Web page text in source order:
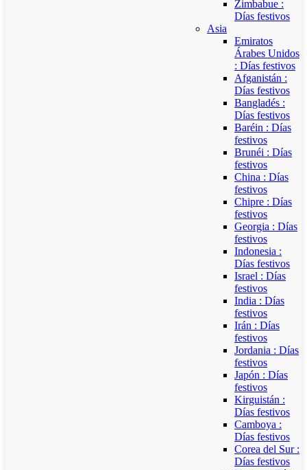
Zimbabue :
Días festivos
Asia
Emiratos
Árabes Unidos
: Días festivos
Afganistán :
Días festivos
Bangladés :
Días festivos
Baréin : Días
festivos
Brunéi : Días
festivos
China : Días
festivos
Chipre : Días
festivos
Georgia : Días
festivos
Indonesia :
Días festivos
Israel : Días
festivos
India : Días
festivos
Irán : Días
festivos
Jordania : Días
festivos
Japón : Días
festivos
Kirguistán :
Días festivos
Camboya :
Días festivos
Corea del Sur :
Días festivos